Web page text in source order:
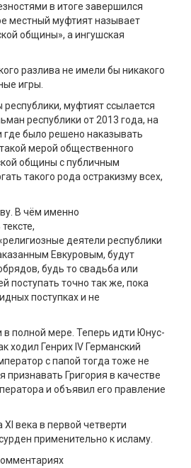
в итоге завершился
местный муфтият называет
общины», а ингушская
разлива не имели бы никакого
игры.
муфтият ссылается
республики от 2013 года, на
где было решено наказывать
мерой общественного
общины с публичным
такого рода остракизму всех,
В чём именно
деятели республики
Евкуровым, будут
будь то свадьба или
поступать точно так же, пока
поступках и не
в полной мере. Теперь идти Юнус-
ходил Генрих IV Германский
с папой тогда тоже не
признавать Григория в качестве
и объявил его правление
века в первой четверти
применительно к исламу.